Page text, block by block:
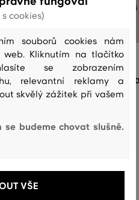
Kč
SAKO GANT SLIM PIQUE BLAZER
Dostupné velikosti:
cookies)
souborů cookies nám
Kliknutím na tlačítko
se zobrazením
relevantní reklamy a
skvělý zážitek při vašem
se budeme chovat slušně.
VŠE